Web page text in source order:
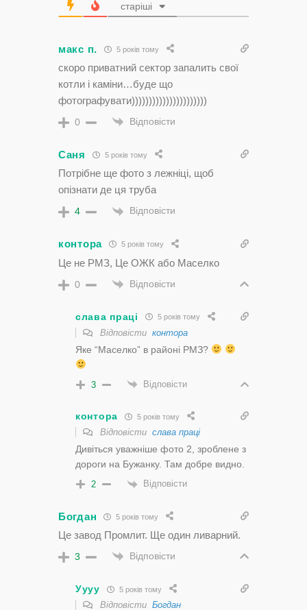
старіші
макс п. 5 років тому
скоро приватний сектор запалить свої
котли і каміни…буде що
фотографувати))))))))))))))))))))))
0 Відповісти
Саня 5 років тому
Потрібне ще фото з лежніці, щоб
опізнати де ця труба
4 Відповісти
контора 5 років тому
Це не РМЗ, Це ОЖК або Маселко
0 Відповісти
слава праці 5 років тому
Відповісти контора
Яке “Маселко” в районі РМЗ?
3 Відповісти
контора 5 років тому
Відповісти слава праці
Дивіться уважніше фото 2, зроблене з
дороги на Бужанку. Там добре видно.
2 Відповісти
Богдан 5 років тому
Це завод Промлит. Ще один ливарний.
3 Відповісти
Уууу 5 років тому
Відповісти Богдан